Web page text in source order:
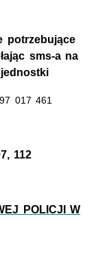
potrzebujące
sms-a na
017 461
112
POLICJI W